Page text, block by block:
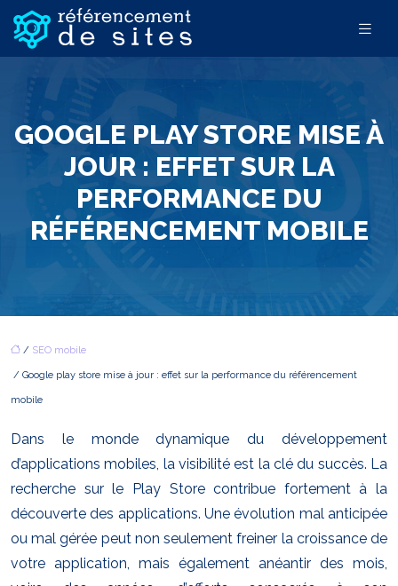
GOOGLE PLAY STORE MISE À
JOUR : EFFET SUR LA
PERFORMANCE DU
RÉFÉRENCEMENT MOBILE
/ SEO mobile
/ Google play store mise à jour : effet sur la performance du référencement
mobile
Dans le monde dynamique du développement
d’applications mobiles, la visibilité est la clé du succès. La
recherche sur le Play Store contribue fortement à la
découverte des applications. Une évolution mal anticipée
ou mal gérée peut non seulement freiner la croissance de
votre application, mais également anéantir des mois,